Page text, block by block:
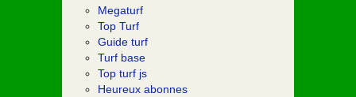
Megaturf
Top Turf
Guide turf
Turf base
Top turf js
Heureux abonnes